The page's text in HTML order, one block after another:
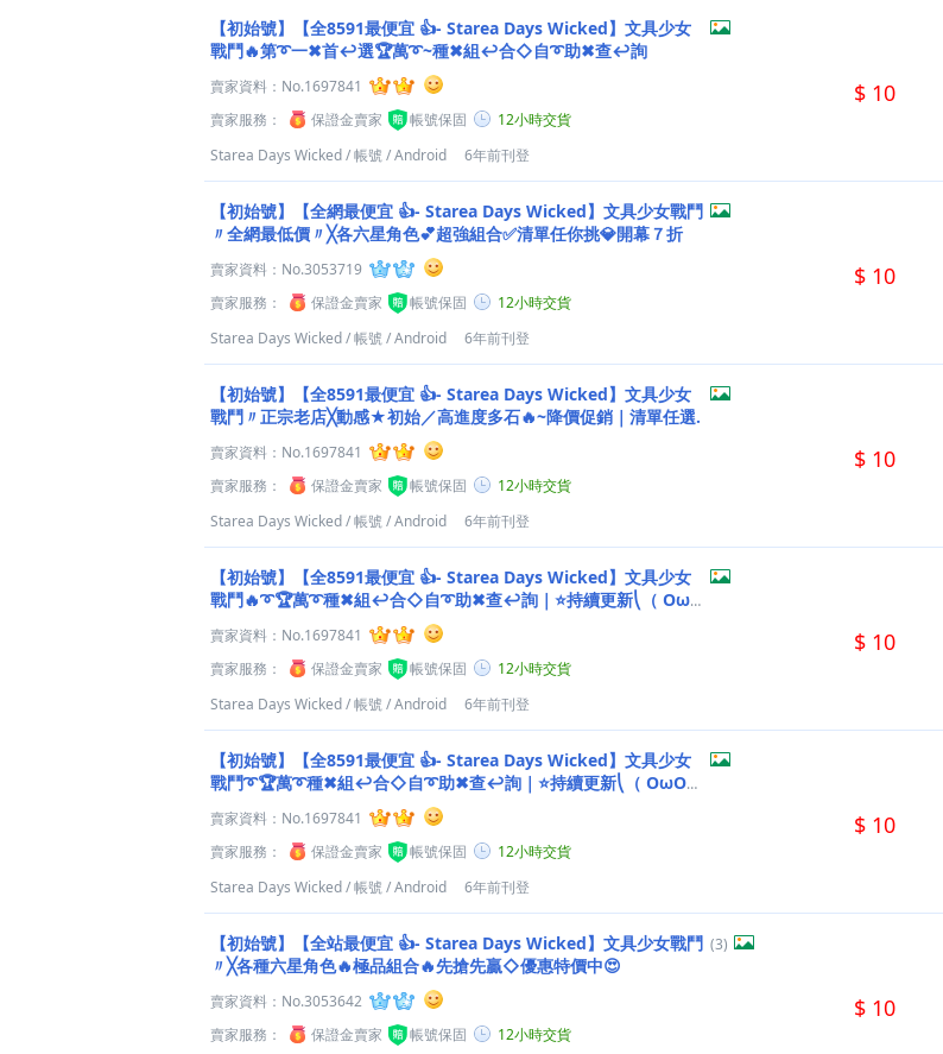
【初始號】【全8591最便宜 👍- Starea Days Wicked】文具少女
戰鬥🔥第➰一✖首↩選🏆萬➰~種✖組↩合◇自➰助✖查↩詢
賣家資料： No.1697841
賣家服務：
保證金賣家 帳號保固
12小時交貨
Starea Days Wicked/帳號/Android 6年前刊登
$ 10
【初始號】【全網最便宜 👍- Starea Days Wicked】文具少女戰鬥
〃全網最低價〃╳各六星角色💕超強組合✅清單任你挑💎開幕７折
賣家資料： No.3053719
賣家服務：
保證金賣家 帳號保固
12小時交貨
Starea Days Wicked/帳號/Android 6年前刊登
$ 10
【初始號】【全8591最便宜 👍- Starea Days Wicked】文具少女
戰鬥〃正宗老店╳動感★初始／高進度多石🔥~降價促銷｜清單任選.
賣家資料： No.1697841
賣家服務：
保證金賣家 帳號保固
12小時交貨
Starea Days Wicked/帳號/Android 6年前刊登
$ 10
【初始號】【全8591最便宜 👍- Starea Days Wicked】文具少女
戰鬥🔥➰🏆萬➰種✖組↩合◇自➰助✖查↩詢｜⭐持續更新⎝（ Oω
賣家資料： No.1697841
賣家服務：
保證金賣家 帳號保固
12小時交貨
Starea Days Wicked/帳號/Android 6年前刊登
$ 10
【初始號】【全8591最便宜 👍- Starea Days Wicked】文具少女
戰鬥➰🏆萬➰種✖組↩合◇自➰助✖查↩詢｜⭐持續更新⎝（ OωO）
賣家資料： No.1697841
賣家服務：
保證金賣家 帳號保固
12小時交貨
Starea Days Wicked/帳號/Android 6年前刊登
$ 10
【初始號】【全站最便宜 👍- Starea Days Wicked】文具少女戰鬥
〃╳各種六星角色🔥極品組合🔥先搶先贏◇優惠特價中😍
(3)
賣家資料： No.3053642
賣家服務：
保證金賣家 帳號保固
12小時交貨
$ 10